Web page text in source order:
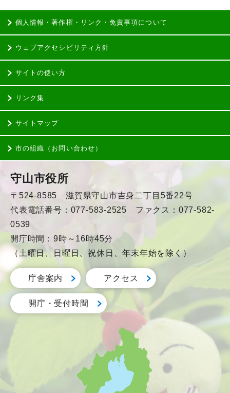
個人情報・著作権・リンク・免責事項について
ウェブアクセシビリティ方針
サイトの使い方
リンク集
サイトマップ
市の組織（お問い合わせ）
守山市役所
〒524-8585 滋賀県守山市吉身二丁目5番22号
代表電話番号：077-583-2525 ファクス：077-582-
0539
開庁時間：9時～16時45分
（土曜日、日曜日、祝休日、年末年始を除く）
庁舎案内 アクセス
開庁・受付時間